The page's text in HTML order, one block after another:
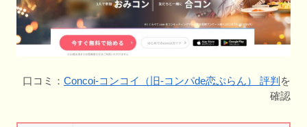
口コミ： Concoi-コンコイ（旧-コンパde恋ぷらん） 評判 を
確認